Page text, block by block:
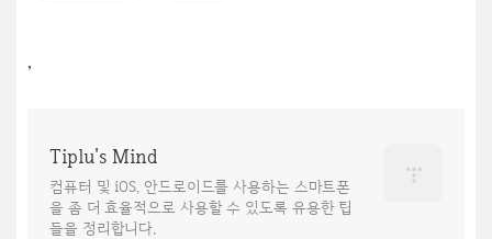
,
Tiplu's Mind
컴퓨터 및 iOS, 안드로이드를 사용하는 스마트폰
을 좀 더 효율적으로 사용할 수 있도록 유용한 팁
들을 정리합니다.